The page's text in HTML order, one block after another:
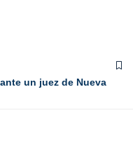
un juez de Nueva